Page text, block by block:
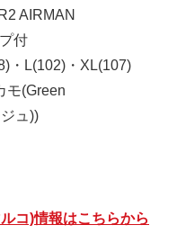
AIRMAN
付
・L(102)・XL(107)
モ(Green
ュ))
コ)情報はこちらから